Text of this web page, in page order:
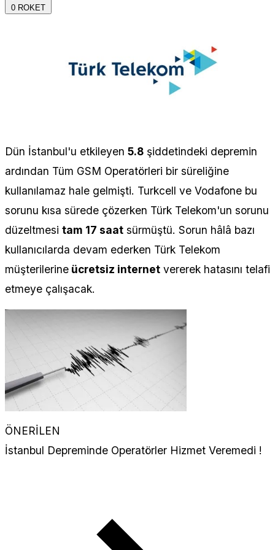
0 ROKET
Dün İstanbul'u etkileyen 5.8 şiddetindeki depremin
ardından Tüm GSM Operatörleri bir süreliğine
kullanılamaz hale gelmişti. Turkcell ve Vodafone bu
sorunu kısa sürede çözerken Türk Telekom'un sorunu
düzeltmesi tam 17 saat sürmüştü. Sorun hâlâ bazı
kullanıcılarda devam ederken Türk Telekom
müşterilerine ücretsiz internet vererek hatasını telafi
etmeye çalışacak.
ÖNERİLEN
İstanbul Depreminde Operatörler Hizmet Veremedi !